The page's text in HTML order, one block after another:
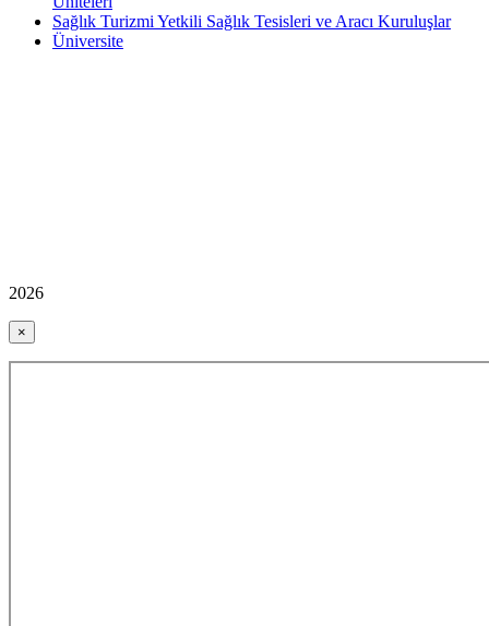
Sağlık Turizmi Yetkili Sağlık Tesisleri ve Aracı Kuruluşlar
Üniversite
2026
×